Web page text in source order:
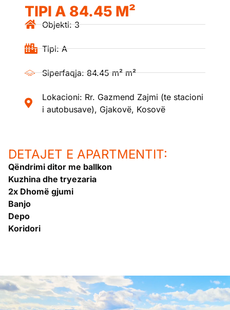
TIPI A 84.45 M²
Objekti: 3
Tipi: A
Siperfaqja: 84.45 m² m²
Lokacioni: Rr. Gazmend Zajmi (te stacioni
i autobusave), Gjakovë, Kosovë
DETAJET E APARTMENTIT:
Qëndrimi ditor me ballkon
Kuzhina dhe tryezaria
2x Dhomë gjumi
Banjo
Depo
Koridori